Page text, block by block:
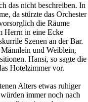
das nicht beschreiben. In
da stürzte das Orchester
die Räume
Herrn in eine Ecke
Szenen an der Bar.
und Weiblein,
Hansi, so sagte die
Hotelzimmer vor.
Alters etwas ruhiger
immer noch nach